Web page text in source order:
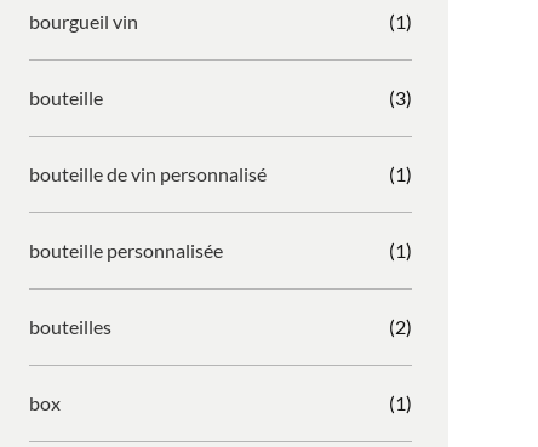
bourgueil vin (1)
bouteille (3)
bouteille de vin personnalisé (1)
bouteille personnalisée (1)
bouteilles (2)
box (1)